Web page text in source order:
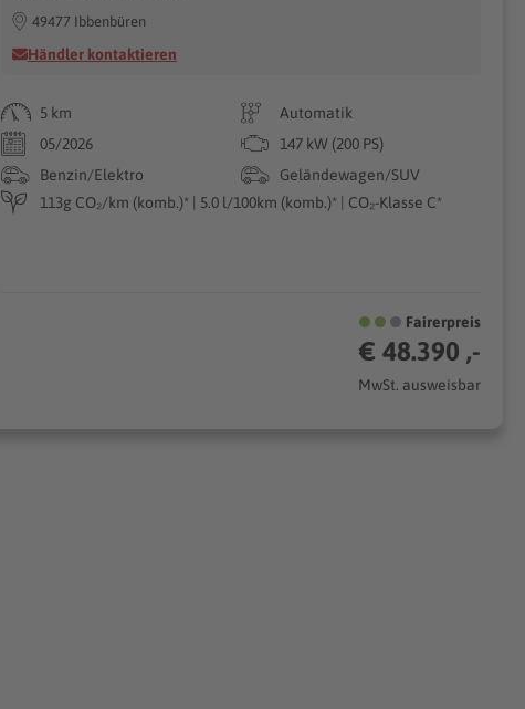
49477 Ibbenbüren
Händler kontaktieren
5 km
Automatik
05/2026
147 kW (200 PS)
Benzin/Elektro
Geländewagen/SUV
113g CO₂/km (komb.)* | 5.0 l/100km (komb.)* | CO₂-Klasse C*
Fairerpreis
€ 48.390 ,-
MwSt. ausweisbar